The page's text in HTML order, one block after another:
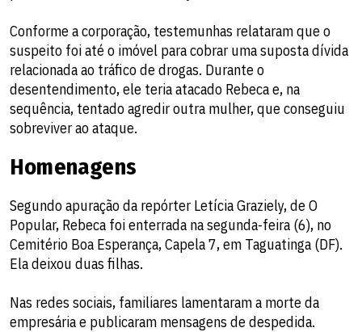
Conforme a corporação, testemunhas relataram que o
suspeito foi até o imóvel para cobrar uma suposta dívida
relacionada ao tráfico de drogas. Durante o
desentendimento, ele teria atacado Rebeca e, na
sequência, tentado agredir outra mulher, que conseguiu
sobreviver ao ataque.
Homenagens
Segundo apuração da repórter Letícia Graziely, de O
Popular, Rebeca foi enterrada na segunda-feira (6), no
Cemitério Boa Esperança, Capela 7, em Taguatinga (DF).
Ela deixou duas filhas.
Nas redes sociais, familiares lamentaram a morte da
empresária e publicaram mensagens de despedida.